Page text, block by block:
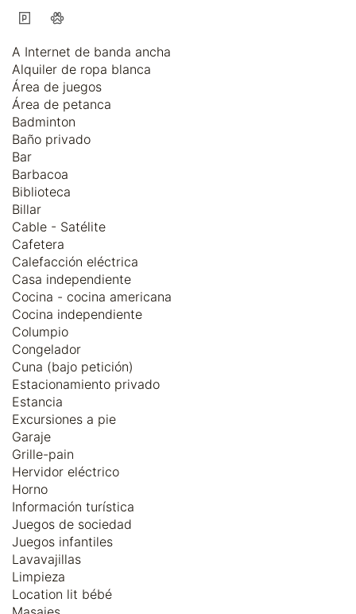
A Internet de banda ancha
Alquiler de ropa blanca
Área de juegos
Área de petanca
Badminton
Baño privado
Bar
Barbacoa
Biblioteca
Billar
Cable - Satélite
Cafetera
Calefacción eléctrica
Casa independiente
Cocina - cocina americana
Cocina independiente
Columpio
Congelador
Cuna (bajo petición)
Estacionamiento privado
Estancia
Excursiones a pie
Garaje
Grille-pain
Hervidor eléctrico
Horno
Información turística
Juegos de sociedad
Juegos infantiles
Lavavajillas
Limpieza
Location lit bébé